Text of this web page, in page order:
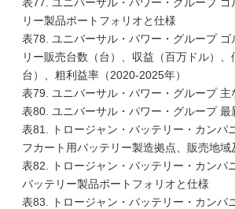
リー製品ポートフォリオと仕様
表78. ユニバーサル・パワー・グループ ゴ
リー販売台数（台）、収益（百万ドル）
台）、粗利益率（2020-2025年）
表79. ユニバーサル・パワー・グループ 主
表80. ユニバーサル・パワー・グループ 最
表81. トロージャン・バッテリー・カンパ
フカート用バッテリー製造拠点、販売地域
表82. トロージャン・バッテリー・カンパ
バッテリー製品ポートフォリオと仕様
表83. トロージャン・バッテリー・カンパ